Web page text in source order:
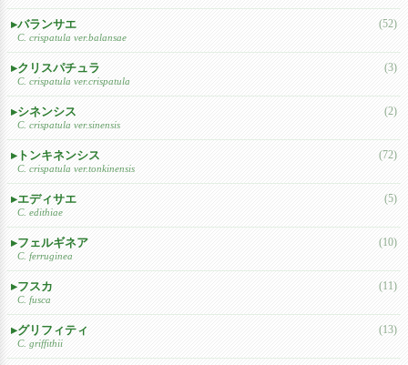
バランサエ
C. crispatula ver.balansae
(52)
クリスパチュラ
C. crispatula ver.crispatula
(3)
シネンシス
C. crispatula ver.sinensis
(2)
トンキネンシス
C. crispatula ver.tonkinensis
(72)
エディサエ
C. edithiae
(5)
フェルギネア
C. ferruginea
(10)
フスカ
C. fusca
(11)
グリフィティ
C. griffithii
(13)